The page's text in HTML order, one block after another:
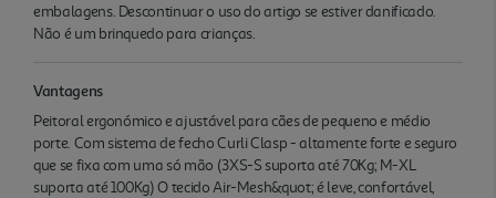
embalagens. Descontinuar o uso do artigo se estiver danificado.
Não é um brinquedo para crianças.
Vantagens
Peitoral ergonómico e ajustável para cães de pequeno e médio
porte. Com sistema de fecho Curli Clasp - altamente forte e seguro
que se fixa com uma só mão (3XS-S suporta até 70Kg; M-XL
suporta até 100Kg) O tecido Air-Mesh&quot; é leve, confortável,